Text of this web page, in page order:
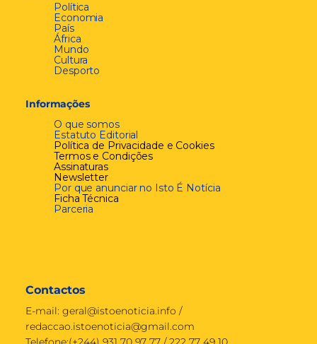
Política
Economia
País
África
Mundo
Cultura
Desporto
Informações
O que somos
Estatuto Editorial
Política de Privacidade e Cookies
Termos e Condições
Assinaturas
Newsletter
Por que anunciar no Isto É Notícia
Ficha Técnica
Parceria
Contactos
E-mail: geral@istoenoticia.info /
redaccao.istoenoticia@gmail.com